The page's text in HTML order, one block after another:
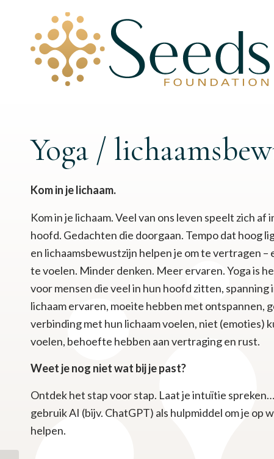
Yoga /
Kom in je lichaam.
Kom in je lichaam. Veel van ons leven speelt zich af
hoofd. Gedachten die doorgaan. Tempo dat hoog
en lichaamsbewustzijn helpen je om te vertragen –
te voelen. Minder denken. Meer ervaren. Yoga is
voor mensen die veel in hun hoofd zitten, spanning
lichaam ervaren, moeite hebben met ontspannen,
verbinding met hun lichaam voelen, niet (emoties)
voelen, behoefte hebben aan vertraging en rust.
Weet je nog niet wat bij je past?
Ontdek het stap voor stap. Laat je intuïtie
gebruik AI (bijv. ChatGPT) als hulpmiddel om je op
helpen.